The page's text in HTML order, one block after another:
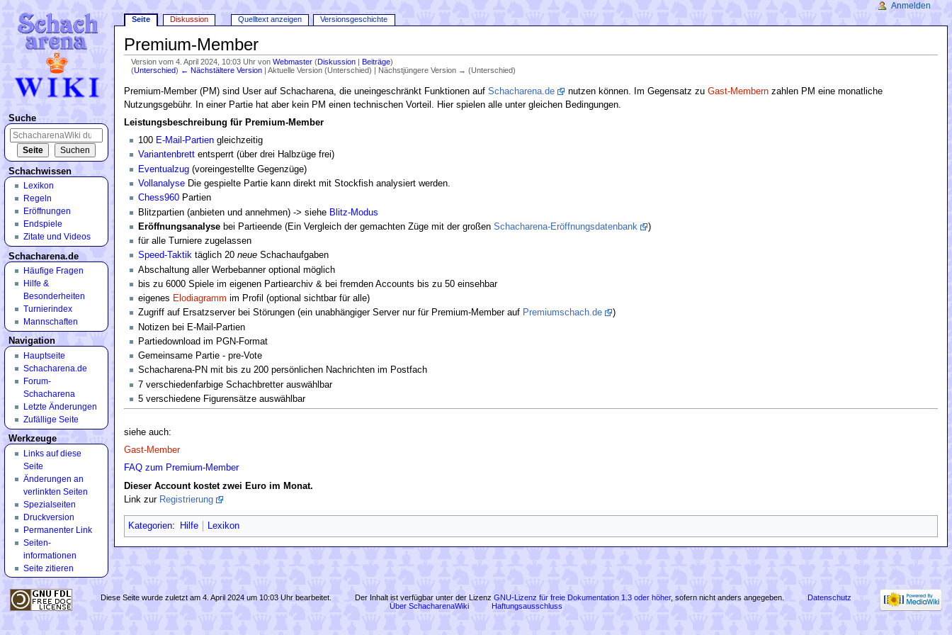
Premium-Member
Version vom 4. April 2024, 10:03 Uhr vonWebmaster (Diskussion |Beiträge)
(Unterschied) ← Nächstältere Version | Aktuelle Version (Unterschied) | Nächstjüngere Version → (Unterschied)
Premium-Member (PM) sind User auf Schacharena, die uneingeschränkt Funktionen auf Schacharena.de nutzen können. Im Gegensatz zu Gast-Membernzahlen PM eine monatliche
Nutzungsgebühr. In einer Partie hat aber kein PM einen technischen Vorteil. Hier spielen alle unter gleichen Bedingungen.
Leistungsbeschreibung für Premium-Member
100 E-Mail-Partiengleichzeitig
Variantenbrettentsperrt (über drei Halbzüge frei)
Eventualzug(voreingestellte Gegenzüge)
VollanalyseDie gespielte Partie kann direkt mit Stockfish analysiert werden.
Chess960Partien
Blitzpartien (anbieten und annehmen) -> siehe Blitz-Modus
Eröffnungsanalysebei Partieende (Ein Vergleich der gemachten Züge mit der großen Schacharena-Eröffnungsdatenbank
)
für alle Turniere zugelassen
Speed-Taktiktäglich 20 neueSchachaufgaben
Abschaltung aller Werbebanner optional möglich
bis zu 6000 Spiele im eigenen Partiearchiv & bei fremden Accounts bis zu 50 einsehbar
eigenes Elodiagramm im Profil (optional sichtbar für alle)
Zugriff auf Ersatzserver bei Störungen (ein unabhängiger Server nur für Premium-Member auf Premiumschach.de
)
Notizen bei E-Mail-Partien
Partiedownload im PGN-Format
Gemeinsame Partie - pre-Vote
Schacharena-PN mit bis zu 200 persönlichen Nachrichten im Postfach
7 verschiedenfarbige Schachbretter auswählbar
5 verschiedene Figurensätze auswählbar
siehe auch:
Gast-Member
FAQ zum Premium-Member
Dieser Account kostet zwei Euro im Monat.
Link zur Registrierung
Kategorien: Hilfe Lexikon
Seite Diskussion Quelltext anzeigen Versionsgeschichte
Anmelden
Suche
Schachwissen
Lexikon
Regeln
Eröffnungen
Endspiele
Zitate und Videos
Schacharena.de
Häufige Fragen
Hilfe &
Besonderheiten
Turnierindex
Mannschaften
Navigation
Hauptseite
Schacharena.de
Forum-
Schacharena
Letzte Änderungen
Zufällige Seite
Werkzeuge
Links auf diese
Seite
Änderungen an
verlinkten Seiten
Spezialseiten
Druckversion
Permanenter Link
Seiten­
informationen
Seite zitieren
Diese Seite wurde zuletzt am 4. April 2024 um 10:03 Uhr bearbeitet. Der Inhalt ist verfügbar unter der Lizenz GNU-Lizenz für freie Dokumentation 1.3 oder höher, sofern nicht anders angegeben.
Datenschutz
Über SchacharenaWiki
Haftungsausschluss